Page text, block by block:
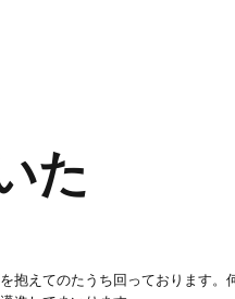
た
抱えてのたうち回っております